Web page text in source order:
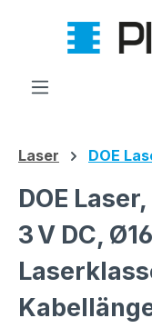
Zum Hauptinhalt
Laser DOE
DOE
3 V DC,